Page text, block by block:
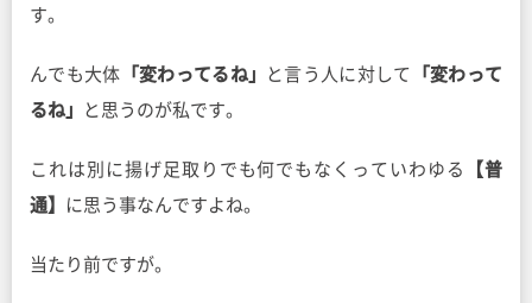
す。
んでも大体 「変わってるね」 と言う人に対して
「変わって
るね」
と思うのが私です。
これは別に揚げ足取りでも何でもなくっていわゆる
【普
通】
に思う事なんですよね。
当たり前ですが。